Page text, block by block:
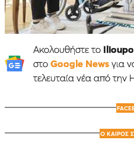
Ακολουθήστε το
στο Google Newsγια
τελευταία νέα από την
Ο ΚΑΙΡΟΣ